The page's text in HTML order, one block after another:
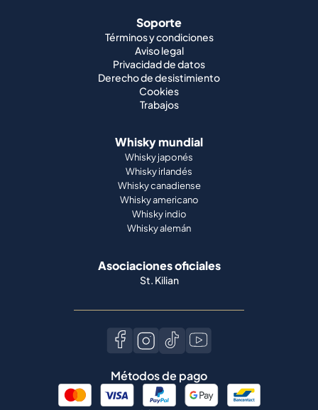
Cookies
Trabajos
Whisky mundial
Whisky japonés
Whisky irlandés
Whisky canadiense
Whisky indio
Whisky alemán
Asociaciones oficiales
St. Kilian
Idioma